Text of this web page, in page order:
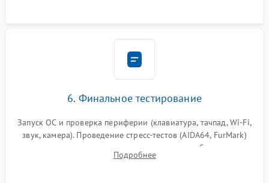
6. Финальное тестирование
Запуск ОС и проверка периферии (клавиатура, тачпад, Wi-Fi,
звук, камера). Проведение стресс-тестов (AIDA64, FurMark)
для контроля температурного режима и стабильности
системы под пиковой нагрузкой.
Подробнее